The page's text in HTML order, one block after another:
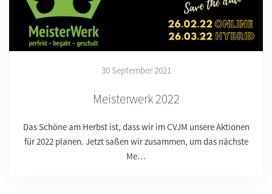
30 September 2021
Meisterwerk 2022
Das Schöne am Herbst ist, dass wir im CVJM unsere Aktionen
für 2022 planen. Jetzt saßen wir zusammen, um das nächste
Me…